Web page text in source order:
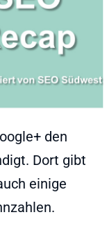
den
Dort gibt
einige